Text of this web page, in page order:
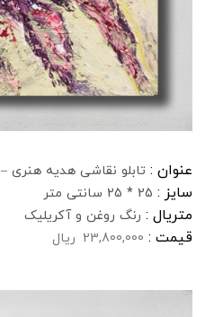
عنوان : تابلو نقاشی هدیه هنری – G0387
سایز : 25 * 25 سانتی متر
متریال : رنگ روغن و آکریلیک
قیمت : 23,800,000 ریال